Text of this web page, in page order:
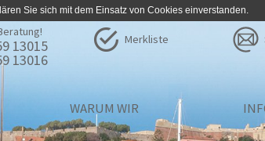
Sie sich mit dem Einsatz von Cookies einverstanden.
13015
13016
Merkliste
WARUM WIR